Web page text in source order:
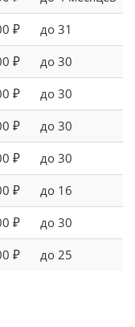
₽ до 31
₽ до 30
₽ до 30
₽ до 30
₽ до 30
₽ до 16
₽ до 30
₽ до 25